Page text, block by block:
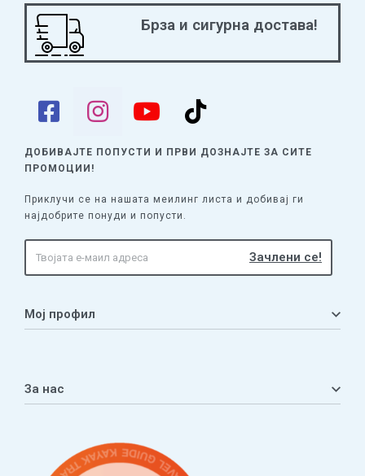
Брза и сигурна достава!
ДОБИВАЈТЕ ПОПУСТИ И ПРВИ ДОЗНАЈТЕ ЗА СИТЕ
ПРОМОЦИИ!
Приклучи се на нашата меилинг листа и добивај ги
најдобрите понуди и попусти.
Мој профил
Листа на желби
За нас
Услови за плаќање и испорака